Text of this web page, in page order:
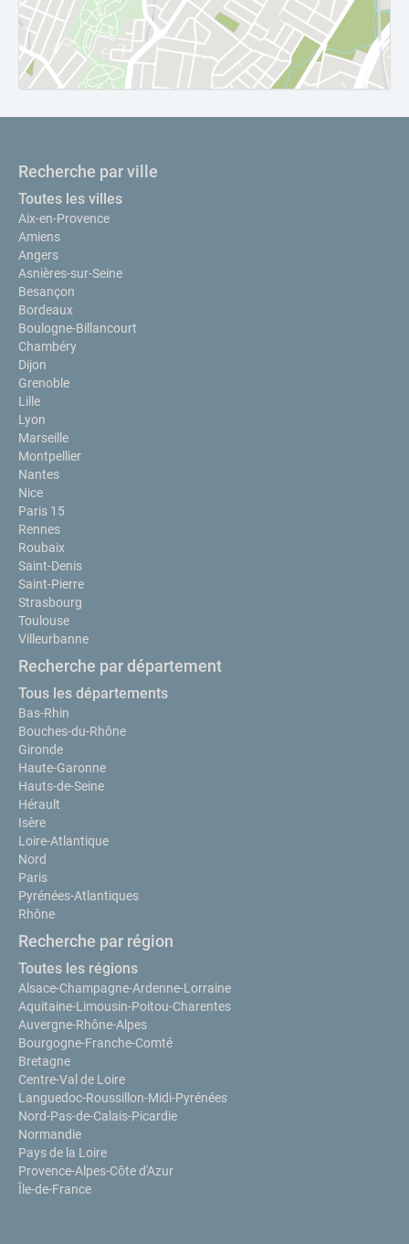
Recherche par ville
Toutes les villes
Aix-en-Provence
Amiens
Angers
Asnières-sur-Seine
Besançon
Bordeaux
Boulogne-Billancourt
Chambéry
Dijon
Grenoble
Lille
Lyon
Marseille
Montpellier
Nantes
Nice
Paris 15
Rennes
Roubaix
Saint-Denis
Saint-Pierre
Strasbourg
Toulouse
Villeurbanne
Recherche par département
Tous les départements
Bas-Rhin
Bouches-du-Rhône
Gironde
Haute-Garonne
Hauts-de-Seine
Hérault
Isère
Loire-Atlantique
Nord
Paris
Pyrénées-Atlantiques
Rhône
Recherche par région
Toutes les régions
Alsace-Champagne-Ardenne-Lorraine
Aquitaine-Limousin-Poitou-Charentes
Auvergne-Rhône-Alpes
Bourgogne-Franche-Comté
Bretagne
Centre-Val de Loire
Languedoc-Roussillon-Midi-Pyrénées
Nord-Pas-de-Calais-Picardie
Normandie
Pays de la Loire
Provence-Alpes-Côte d'Azur
Île-de-France